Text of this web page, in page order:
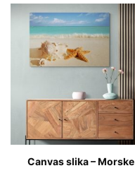
Canvas slika – Morske